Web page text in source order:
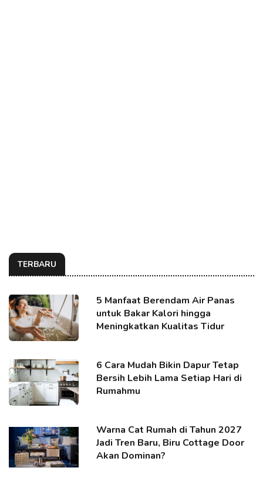
TERBARU
5 Manfaat Berendam Air Panas
untuk Bakar Kalori hingga
Meningkatkan Kualitas Tidur
6 Cara Mudah Bikin Dapur Tetap
Bersih Lebih Lama Setiap Hari di
Rumahmu
Warna Cat Rumah di Tahun 2027
Jadi Tren Baru, Biru Cottage Door
Akan Dominan?